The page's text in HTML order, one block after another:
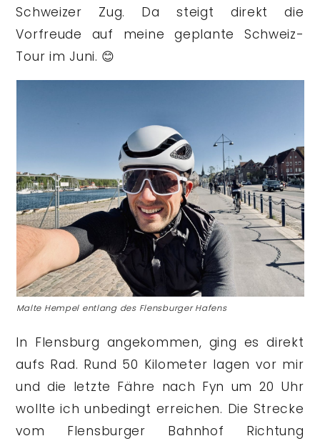
Schweizer Zug. Da steigt direkt die
Vorfreude auf meine geplante Schweiz-
Tour im Juni. 😊
Malte Hempel entlang des Flensburger Hafens
In Flensburg angekommen, ging es direkt
aufs Rad. Rund 50 Kilometer lagen vor mir
und die letzte Fähre nach Fyn um 20 Uhr
wollte ich unbedingt erreichen. Die Strecke
vom Flensburger Bahnhof Richtung